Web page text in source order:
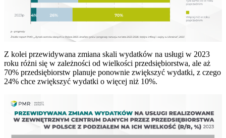
Z kolei przewidywana zmiana skali wydatków na usługi w 2023
roku różni się w zależności od wielkości przedsiębiorstwa, ale aż
70% przedsiębiorstw planuje ponownie zwiększyć wydatki, z czego
24% chce zwiększyć wydatki o więcej niż 10%.